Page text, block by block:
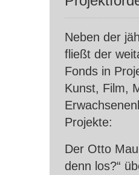
Neben der
fließt der
Fonds in
Kunst, Film,
Projekte:
Der Otto
denn los?“